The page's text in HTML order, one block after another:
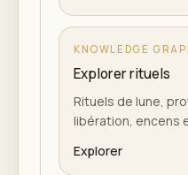
KNOWLEDGE
Explorer rituels
Rituels de lune,
libération, encens
Explorer